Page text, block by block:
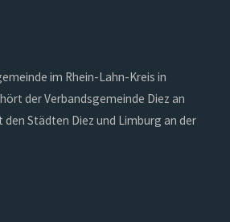
im Rhein-Lahn-Kreis in
der Verbandsgemeinde Diez an
Städten Diez und Limburg an der